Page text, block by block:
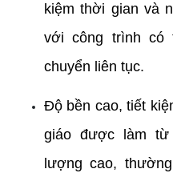
kiệm thời gian và
với công trình có
chuyển liên tục.
Độ bền cao, tiết
giáo được làm
lượng cao,